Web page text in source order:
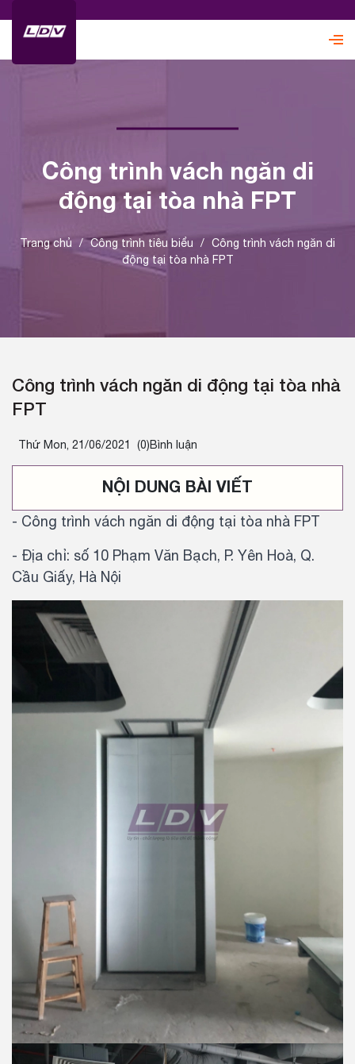
Công trình vách ngăn di
động tại tòa nhà FPT
Trang chủ / Công trình tiêu biểu / Công trình vách ngăn di
động tại tòa nhà FPT
Công trình vách ngăn di động tại tòa nhà
FPT
Thứ Mon, 21/06/2021 (0)Bình luận
NỘI DUNG BÀI VIẾT
- Công trình vách ngăn di động tại tòa nhà FPT
- Địa chỉ: số 10 Phạm Văn Bạch, P. Yên Hoà, Q.
Cầu Giấy, Hà Nội